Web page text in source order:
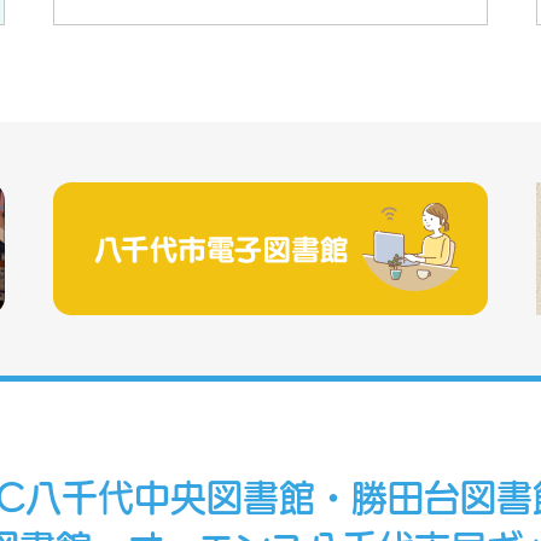
八千代中央図書館・勝田台図書